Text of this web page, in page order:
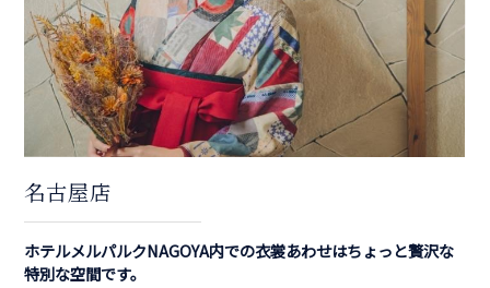
名古屋店
ホテルメルパルクNAGOYA内での衣裳あわせはちょっと贅沢な
特別な空間です。